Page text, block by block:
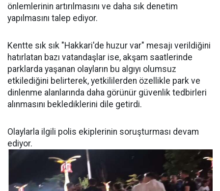
önlemlerinin artırılmasını ve daha sık denetim
yapılmasını talep ediyor.
Kentte sık sık "Hakkari'de huzur var" mesajı verildiğini
hatırlatan bazı vatandaşlar ise, akşam saatlerinde
parklarda yaşanan olayların bu algıyı olumsuz
etkilediğini belirterek, yetkililerden özellikle park ve
dinlenme alanlarında daha görünür güvenlik tedbirleri
alınmasını beklediklerini dile getirdi.
Olaylarla ilgili polis ekiplerinin soruşturması devam
ediyor.